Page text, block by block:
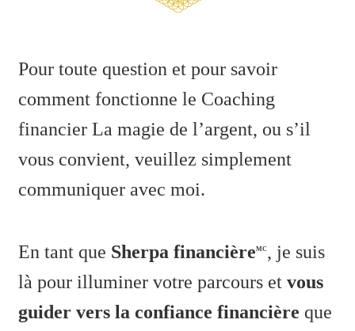
Pour toute question et pour savoir
comment fonctionne le Coaching
financier La magie de l’argent, ou s’il
vous convient, veuillez simplement
communiquer avec moi.
En tant que Sherpa financièreMC , je suis
là pour illuminer votre parcours et vous
guider vers la confiance financière que